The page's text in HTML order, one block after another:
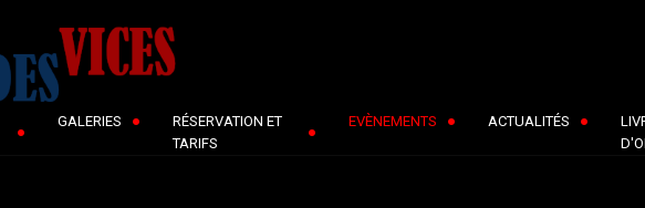
GALERIES
RÉSERVATION ET
TARIFS
EVÈNEMENTS ACTUALITÉS